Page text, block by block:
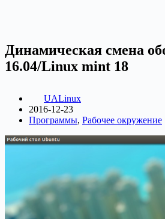
Динамическая смена
16.04/Linux mint 18
UALinux
2016-12-23
Программы, Рабочее окружение